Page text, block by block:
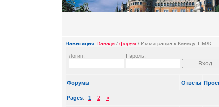
Навигация: Канада / форум / Иммиграция в Канаду, ПМЖ
Логин: Пароль:
Форумы Ответы
Pages: 1 2 »